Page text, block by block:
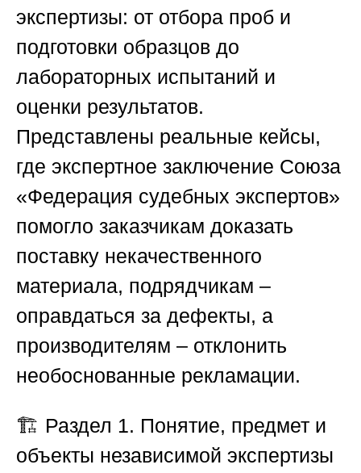
экспертизы: от отбора проб и
подготовки образцов до
лабораторных испытаний и
оценки результатов.
Представлены реальные кейсы,
где экспертное заключение Союза
«Федерация судебных экспертов»
помогло заказчикам доказать
поставку некачественного
материала, подрядчикам –
оправдаться за дефекты, а
производителям – отклонить
необоснованные рекламации.
🏗️ Раздел 1. Понятие, предмет и
объекты независимой экспертизы